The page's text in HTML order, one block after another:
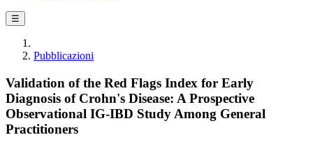
☰
Pubblicazioni
Validation of the Red Flags Index for Early
Diagnosis of Crohn's Disease: A Prospective
Observational IG-IBD Study Among General
Practitioners